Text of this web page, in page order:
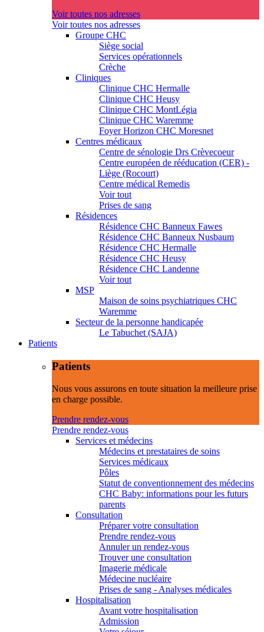
Voir toutes nos adresses
Voir toutes nos adresses
Groupe CHC
Siège social
Services opérationnels
Crèche
Cliniques
Clinique CHC Hermalle
Clinique CHC Heusy
Clinique CHC MontLégia
Clinique CHC Waremme
Foyer Horizon CHC Moresnet
Centres médicaux
Centre de sénologie Drs Crèvecoeur
Centre européen de rééducation (CER) -
Liège (Rocourt)
Centre médical Remedis
Voir tout
Prises de sang
Résidences
Résidence CHC Banneux Fawes
Résidence CHC Banneux Nusbaum
Résidence CHC Hermalle
Résidence CHC Heusy
Résidence CHC Landenne
Voir tout
MSP
Maison de soins psychiatriques CHC
Waremme
Secteur de la personne handicapée
Le Tabuchet (SAJA)
Patients
Patients
Nous vous assurons en toute situation la meilleure prise
en charge possible.
Prendre rendez-vous
Prendre rendez-vous
Services et médecins
Médecins et prestataires de soins
Services médicaux
Pôles
Statut de conventionnement des médecins
CHC Baby: informations pour les futurs
parents
Consultation
Préparer votre consultation
Prendre rendez-vous
Annuler un rendez-vous
Trouver une consultation
Imagerie médicale
Médecine nucléaire
Prises de sang - Analyses médicales
Hospitalisation
Avant votre hospitalisation
Admission